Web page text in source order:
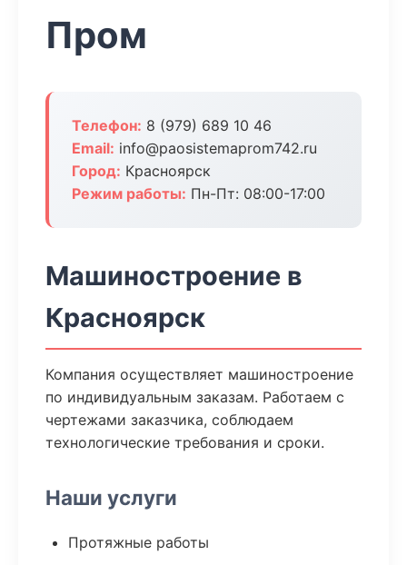
Пром
Телефон: 8 (979) 689 10 46
Email: info@paosistemaprom742.ru
Город: Красноярск
Режим работы: Пн-Пт: 08:00-17:00
Машиностроение в
Красноярск
Компания осуществляет машиностроение
по индивидуальным заказам. Работаем с
чертежами заказчика, соблюдаем
технологические требования и сроки.
Наши услуги
Протяжные работы